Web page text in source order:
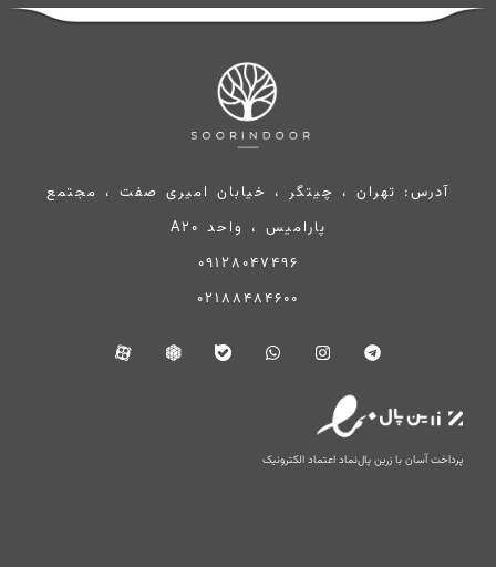
آدرس: تهران ، چیتگر ، خیابان امیری صفت ، مجتمع
پارامیس ، واحد A20
09128047496
02188484600
پرداخت آسان با زرین پالنماد اعتماد الکترونیک